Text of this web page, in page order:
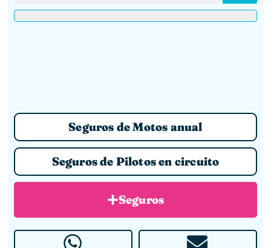
Seguros de Motos anual
Seguros de Pilotos en circuito
Seguros